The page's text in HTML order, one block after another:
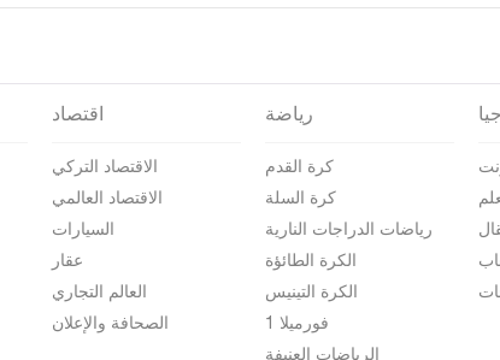
اقتصاد
الاقتصاد التركي
الاقتصاد العالمي
السيارات
عقار
العالم التجاري
الصحافة والإعلان
رياضة
كرة القدم
كرة السلة
رياضات الدراجات النارية
الكرة الطائؤة
الكرة التينيس
فورميلا 1
الرياضات العنيفة